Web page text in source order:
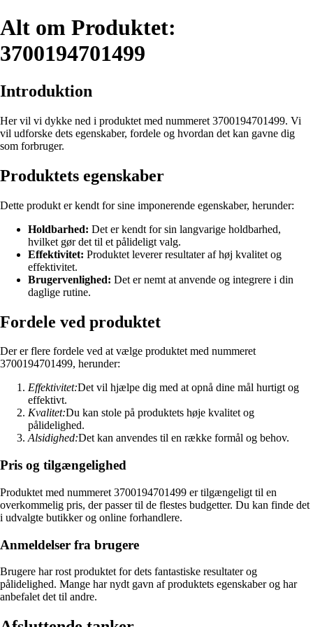
Alt om Produktet:
3700194701499
Introduktion
Her vil vi dykke ned i produktet med nummeret 3700194701499. Vi
vil udforske dets egenskaber, fordele og hvordan det kan gavne dig
som forbruger.
Produktets egenskaber
Dette produkt er kendt for sine imponerende egenskaber, herunder:
Holdbarhed: Det er kendt for sin langvarige holdbarhed,
hvilket gør det til et pålideligt valg.
Effektivitet: Produktet leverer resultater af høj kvalitet og
effektivitet.
Brugervenlighed: Det er nemt at anvende og integrere i din
daglige rutine.
Fordele ved produktet
Der er flere fordele ved at vælge produktet med nummeret
3700194701499, herunder:
Effektivitet:Det vil hjælpe dig med at opnå dine mål hurtigt og
effektivt.
Kvalitet:Du kan stole på produktets høje kvalitet og
pålidelighed.
Alsidighed:Det kan anvendes til en række formål og behov.
Pris og tilgængelighed
Produktet med nummeret 3700194701499 er tilgængeligt til en
overkommelig pris, der passer til de flestes budgetter. Du kan finde det
i udvalgte butikker og online forhandlere.
Anmeldelser fra brugere
Brugere har rost produktet for dets fantastiske resultater og
pålidelighed. Mange har nydt gavn af produktets egenskaber og har
anbefalet det til andre.